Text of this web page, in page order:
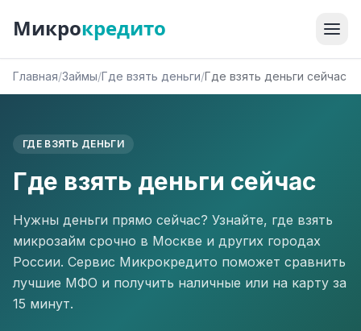
Микрокредито
Главная/Займы/Где взять деньги/Где взять деньги сейчас
ГДЕ ВЗЯТЬ ДЕНЬГИ
Где взять деньги сейчас
Нужны деньги прямо сейчас? Узнайте, где взять
микрозайм срочно в Москве и других городах
России. Сервис Микрокредито поможет сравнить
лучшие МФО и получить наличные или на карту за
15 минут.